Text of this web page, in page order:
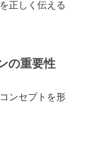
正しく伝える
の重要性
ンセプトを形